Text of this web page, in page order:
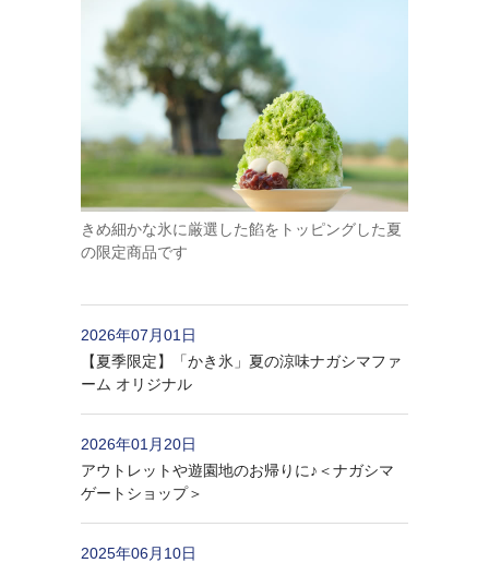
きめ細かな氷に厳選した餡をトッピングした夏
の限定商品です
2026年07月01日
【夏季限定】「かき氷」夏の涼味ナガシマファ
ーム オリジナル
2026年01月20日
アウトレットや遊園地のお帰りに♪＜ナガシマ
ゲートショップ＞
2025年06月10日